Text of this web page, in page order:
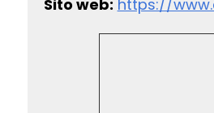
Sito web: https://